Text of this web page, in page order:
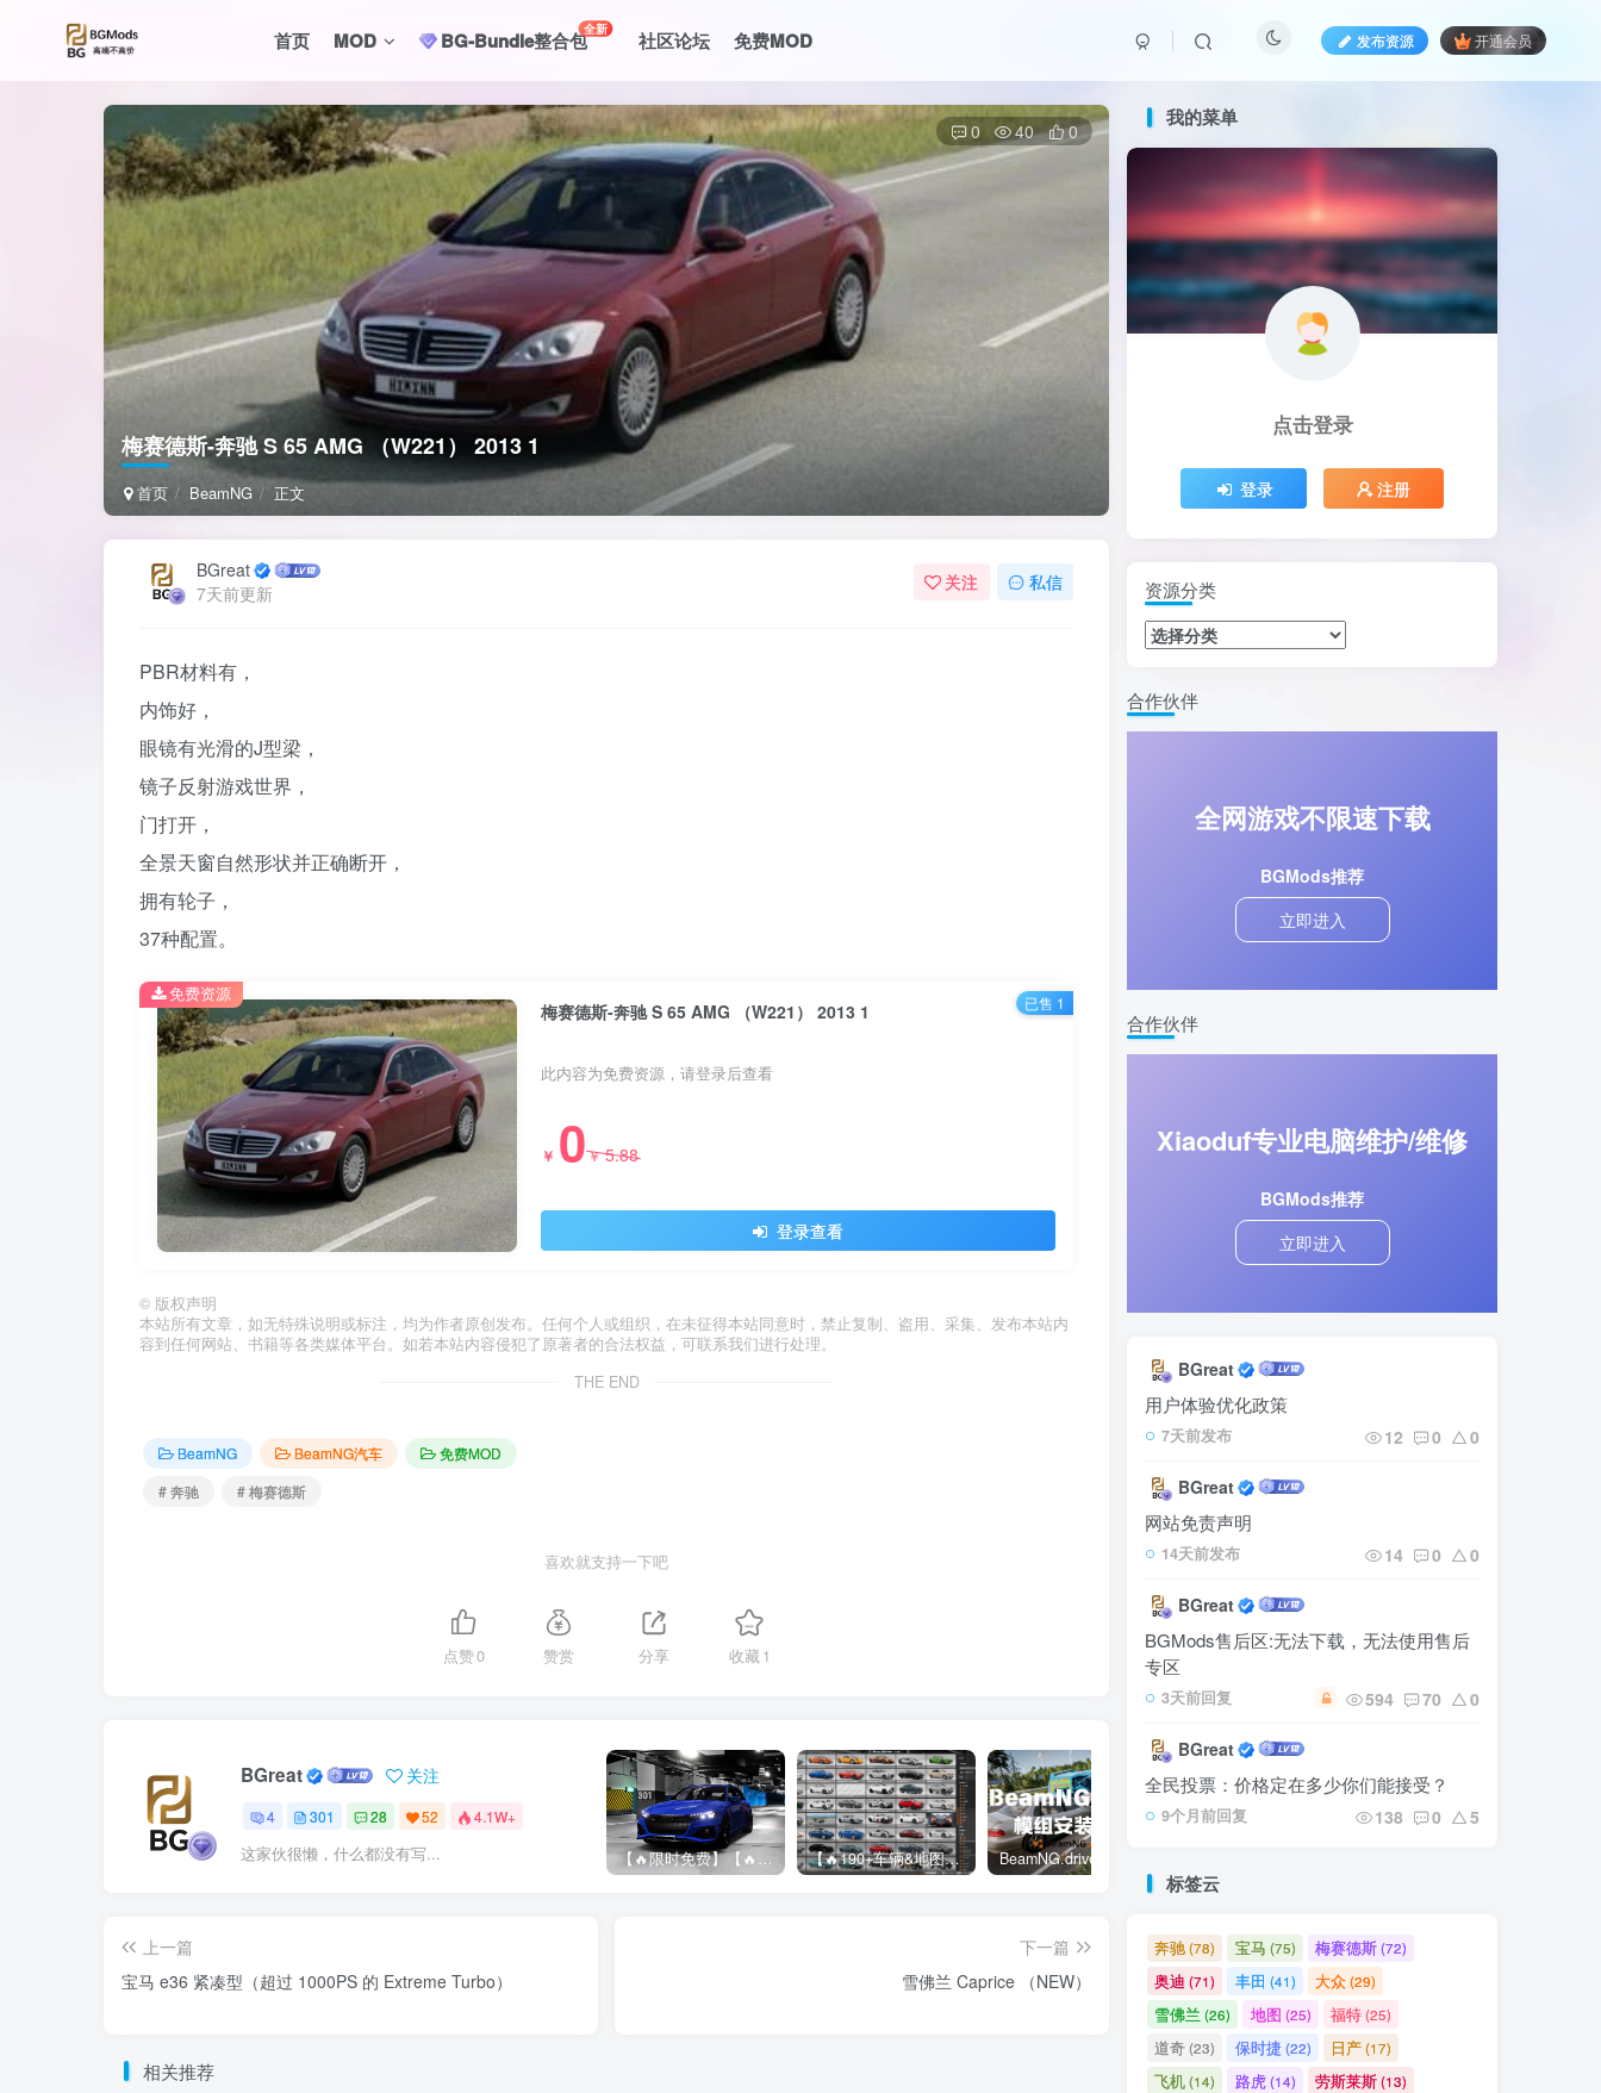
首页 MOD BG-Bundle整合包全新 社区论坛 免费MOD 发布资源 开通会员
梅赛德斯-奔驰 S 65 AMG （W221） 2013 1
首页 BeamNG 正文
0 40 0
BGreat
7天前更新
关注 私信
PBR材料有，
内饰好，
眼镜有光滑的J型梁，
镜子反射游戏世界，
门打开，
全景天窗自然形状并正确断开，
拥有轮子，
37种配置。
梅赛德斯-奔驰 S 65 AMG （W221） 2013 1
此内容为免费资源，请登录后查看
￥ 0￥5.88
登录查看
免费资源 已售 1
© 版权声明
本站所有文章，如无特殊说明或标注，均为作者原创发布。任何个人或组织，在未征得本站同意时，禁止复制、盗用、采集、发布本站内
容到任何网站、书籍等各类媒体平台。如若本站内容侵犯了原著者的合法权益，可联系我们进行处理。
THE END
BeamNG BeamNG汽车
免费MOD
# 奔驰
# 梅赛德斯
喜欢就支持一下吧
点赞0 赞赏 分享 收藏1
BGreat 关注
4 301 28 52 4.1W+
这家伙很懒，什么都没有写... 【🔥限时免费】【🔥超高质模组】2022 奥迪 A4/S4/RS4 Avant 2.61 【🔥190+车辆&地图】BeamNG整合包
上一篇
宝马 e36 紧凑型（超过 1000PS 的 Extreme Turbo）
下一篇
雪佛兰 Caprice （NEW）
相关推荐
我的菜单
点击登录
登录 注册
资源分类
合作伙伴
全网游戏不限速下载
BGMods推荐
立即进入
合作伙伴
Xiaoduf专业电脑维护/维修
BGMods推荐
立即进入
BGreat
用户体验优化政策
7天前发布 12 0 0
BGreat
网站免责声明
14天前发布 14 0 0
BGreat
BGMods售后区:无法下载，无法使用售后
专区
3天前回复 594 70 0
BGreat
全民投票：价格定在多少你们能接受？
9个月前回复 138 0 5
标签云
奔驰(78) 宝马 (75) 梅赛德斯(72)
奥迪 (71) 丰田 (41) 大众(29)
雪佛兰 (26) 地图 (25) 福特(25)
道奇(23) 保时捷(22) 日产(17)
飞机(14) 路虎(14) 劳斯莱斯(13)